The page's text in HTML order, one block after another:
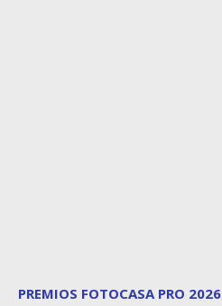
PREMIOS FOTOCASA PRO 2026